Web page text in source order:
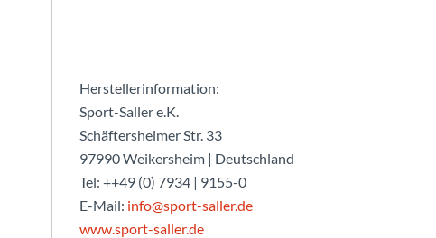
Herstellerinformation:
Sport-Saller e.K.
Schäftersheimer Str. 33
97990 Weikersheim | Deutschland
Tel: ++49 (0) 7934 | 9155-0
E-Mail: info@sport-saller.de
www.sport-saller.de